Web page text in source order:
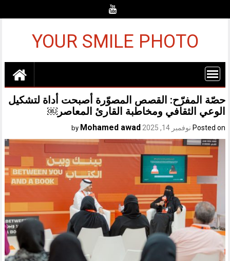
YOUR SMILE PHOTO
حصّة المفرّح: القصص المصوّرة أصبحت أداة لتشكيل
الوعي الثقافي ومخاطبة القارئ المعاصر￼
Posted on نوفمبر 14, 2025 Mohamed awad